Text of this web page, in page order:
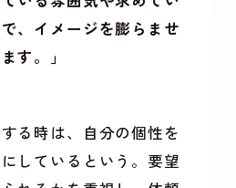
、イメージを膨らませ
す。」
る時は、自分の個性を
しているという。要望